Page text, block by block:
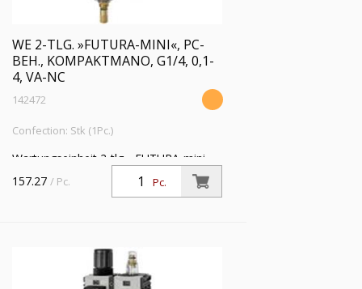
WE 2-TLG. »FUTURA-MINI«, PC-
BEH., KOMPAKTMANO, G1/4, 0,1-
4, VA-NC
142472
Confection: Stk (1Pc.)
Wartungseinheit 2-tlg. »FUTURA-mini«,
PC-Behälter, Kompaktmano, BG 0, G
1/4, PE 1,5-12 bar, Regelbereich 0,1-4
Pc.
157.27 / Pc.